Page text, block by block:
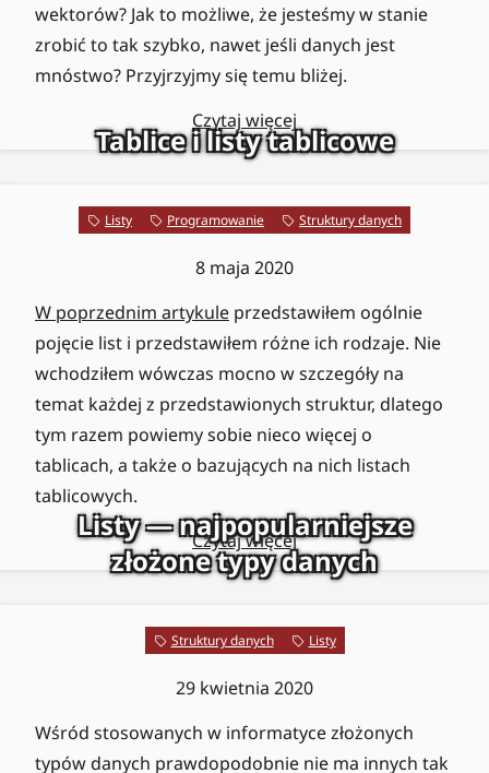
wektorów? Jak to możliwe, że jesteśmy w stanie
zrobić to tak szybko, nawet jeśli danych jest
mnóstwo? Przyjrzyjmy się temu bliżej.
Czytaj więcej
Tablice i listy tablicowe
Listy Programowanie Struktury danych
8 maja 2020
W poprzednim artykule przedstawiłem ogólnie
pojęcie list i przedstawiłem różne ich rodzaje. Nie
wchodziłem wówczas mocno w szczegóły na
temat każdej z przedstawionych struktur, dlatego
tym razem powiemy sobie nieco więcej o
tablicach, a także o bazujących na nich listach
tablicowych.
Czytaj więcej
Listy — najpopularniejsze
złożone typy danych
Struktury danych Listy
29 kwietnia 2020
Wśród stosowanych w informatyce złożonych
typów danych prawdopodobnie nie ma innych tak